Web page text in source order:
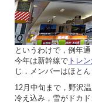
というわけで，例年
今年は新幹線で トレ
じ．メンバーはほと
12月中旬まで，野沢
冷え込み，雪がドカ